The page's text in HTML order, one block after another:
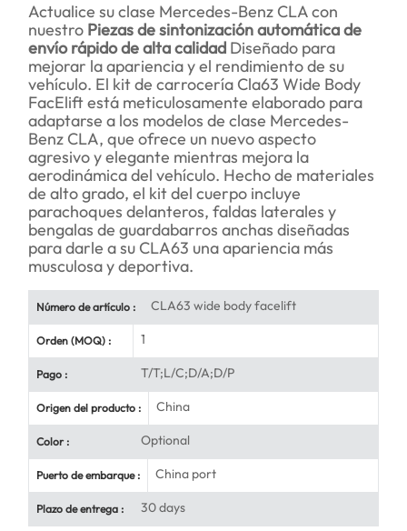
Actualice su clase Mercedes-Benz CLA con
nuestro Piezas de sintonización automática de
envío rápido de alta calidad Diseñado para
mejorar la apariencia y el rendimiento de su
vehículo. El kit de carrocería Cla63 Wide Body
FacElift está meticulosamente elaborado para
adaptarse a los modelos de clase Mercedes-
Benz CLA, que ofrece un nuevo aspecto
agresivo y elegante mientras mejora la
aerodinámica del vehículo. Hecho de materiales
de alto grado, el kit del cuerpo incluye
parachoques delanteros, faldas laterales y
bengalas de guardabarros anchas diseñadas
para darle a su CLA63 una apariencia más
musculosa y deportiva.
Número de artículo : CLA63 wide body facelift
Orden (MOQ) : 1
Pago : T/T;L/C;D/A;D/P
Origen del producto : China
Color : Optional
Puerto de embarque : China port
Plazo de entrega : 30 days